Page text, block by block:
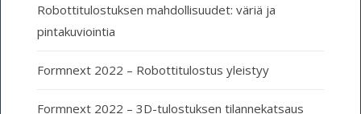
Robottitulostuksen mahdollisuudet: väriä ja
pintakuviointia
Formnext 2022 – Robottitulostus yleistyy
Formnext 2022 – 3D-tulostuksen tilannekatsaus